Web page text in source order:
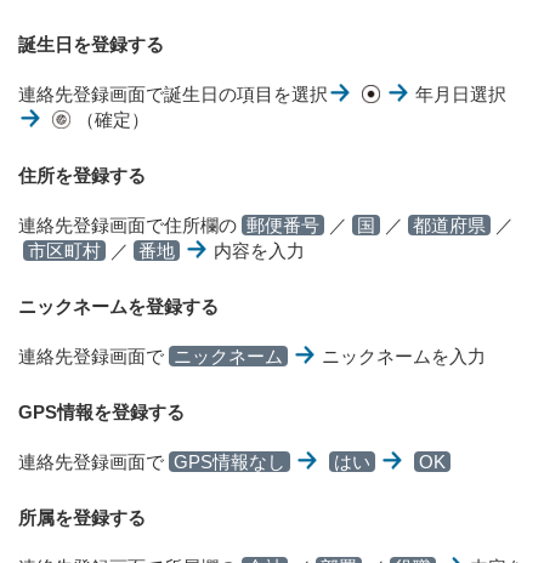
誕生日を登録する
連絡先登録画面で誕生日の項目を選択
年月日選択
（確定）
住所を登録する
連絡先登録画面で住所欄の 郵便番号 ／ 国 ／ 都道府県
／
市区町村
／ 番地 内容を入力
ニックネームを登録する
連絡先登録画面で ニックネーム ニックネームを入力
GPS情報を登録する
連絡先登録画面で GPS情報なし はい OK
所属を登録する